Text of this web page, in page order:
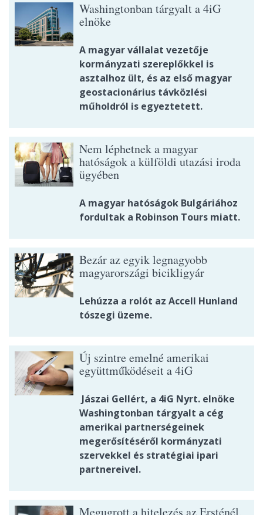
Washingtonban tárgyalt a 4iG
elnöke
A magyar vállalat vezetője
kormányzati szereplőkkel is
asztalhoz ült, és az első magyar
geostacionárius távközlési
műholdról is egyeztetett.
Nem léphetnek a magyar
hatóságok a külföldi utazási iroda
ügyében
A magyar hatóságok Bulgáriához
fordultak a Robinson Tours miatt.
Bezár az egyik legnagyobb
magyarországi bicikligyár
Lehúzza a rolót az Accell Hunland
tószegi üzeme.
Új szintre emelné amerikai
együttműködéseit a 4iG
Jászai Gellért, a 4iG Nyrt. elnöke
Washingtonban tárgyalt a cég
amerikai partnerségeinek
megerősítéséről kormányzati
szervekkel és stratégiai ipari
partnereivel.
Megugrott a hitelezés az Ersténél,